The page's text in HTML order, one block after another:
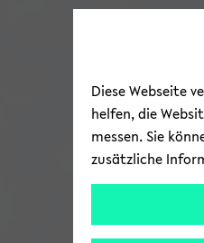
Diese Webseite
helfen, die
messen. Sie
zusätzliche